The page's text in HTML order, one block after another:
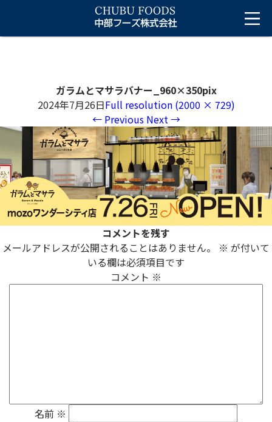
ガラムとマサラバナー_960×350pix
2024年7月26日Full resolution (2000 × 729)
←Previous Next→
コメントを残す
メールアドレスが公開されることはありません。
※ が付いて
いる欄は必須項目です
コメント ※
名前 ※